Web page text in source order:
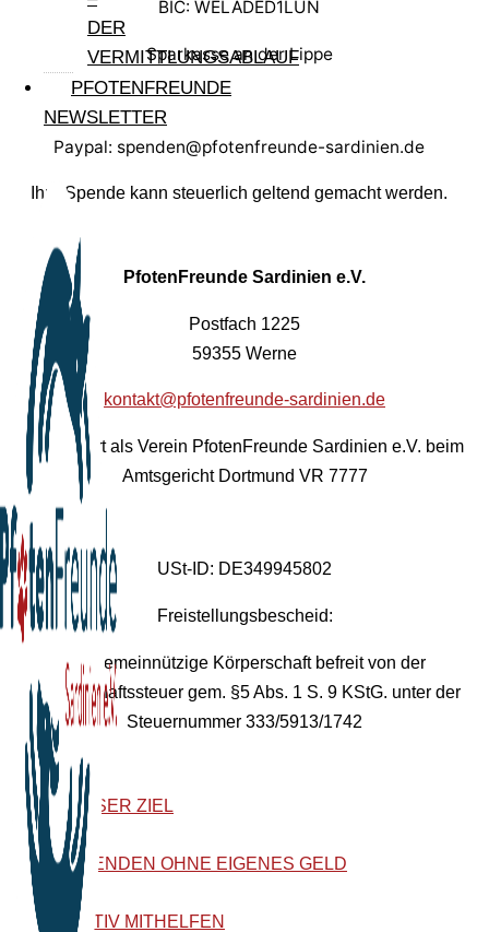
DER
VERMITTLUNGSABLAUF
PFOTENFREUNDE
NEWSLETTER
BIC: WELADED1LUN
Sparkasse an der Lippe
Paypal: spenden@pfotenfreunde-sardinien.de
Ihre Spende kann steuerlich geltend gemacht werden.
PfotenFreunde Sardinien e.V.
Postfach 1225
59355 Werne
kontakt@pfotenfreunde-sardinien.de
Registriert als Verein PfotenFreunde Sardinien e.V. beim
Amtsgericht Dortmund VR 7777
USt-ID: DE349945802
Freistellungsbescheid:
Als gemeinnützige Körperschaft befreit von der
Körperschaftssteuer gem. §5 Abs. 1 S. 9 KStG. unter der
Steuernummer 333/5913/1742
UNSER ZIEL
SPENDEN OHNE EIGENES GELD
AKTIV MITHELFEN